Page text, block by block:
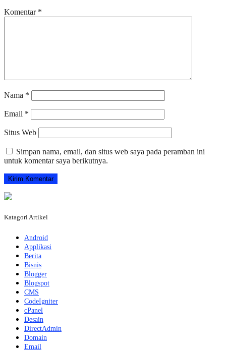
Komentar *
Nama *
Email *
Situs Web
Simpan nama, email, dan situs web saya pada peramban ini
untuk komentar saya berikutnya.
Katagori Artikel
Android
Applikasi
Berita
Bisnis
Blogger
Blogspot
CMS
CodeIgniter
cPanel
Desain
DirectAdmin
Domain
Email